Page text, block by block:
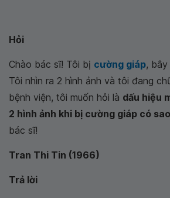
Hỏi
Chào bác sĩ! Tôi bị cường giáp, bây
Tôi nhìn ra 2 hình ảnh và tôi đang
bệnh viện, tôi muốn hỏi là dấu hiệu
2 hình ảnh khi bị cường giáp có
bác sĩ!
Tran Thi Tin (1966)
Trả lời